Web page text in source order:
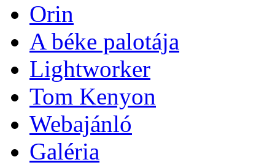
Orin
A béke palotája
Lightworker
Tom Kenyon
Webajánló
Galéria